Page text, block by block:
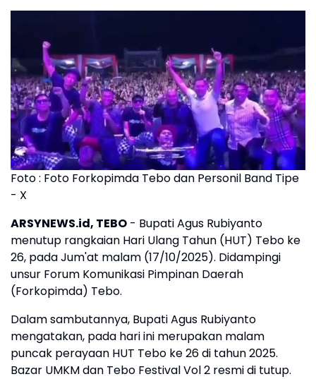
Foto : Foto Forkopimda Tebo dan Personil Band Tipe
- X
ARSYNEWS.id, TEBO - Bupati Agus Rubiyanto
menutup rangkaian Hari Ulang Tahun (HUT) Tebo ke
26, pada Jum'at malam (17/10/2025). Didampingi
unsur Forum Komunikasi Pimpinan Daerah
(Forkopimda) Tebo.
Dalam sambutannya, Bupati Agus Rubiyanto
mengatakan, pada hari ini merupakan malam
puncak perayaan HUT Tebo ke 26 di tahun 2025.
Bazar UMKM dan Tebo Festival Vol 2 resmi di tutup.